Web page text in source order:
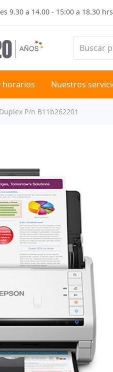
9.30 a 14.00 - 15:00 a 18.30
horarios Nuestros
P/n B11b262201